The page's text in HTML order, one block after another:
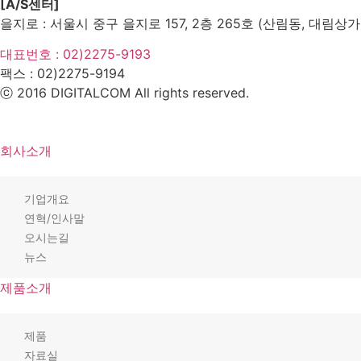
[A/S센터]
을지로 : 서울시 중구 을지로 157, 2층 265호 (산림동, 대림상
대표번호 : 02)2275-9193
팩스 : 02)2275-9194​
ⓒ 2016 DIGITALCOM All rights reserved.
회사소개
기업개요
연혁/인사말
오시는길
뉴스
제품소개
제품
자료실